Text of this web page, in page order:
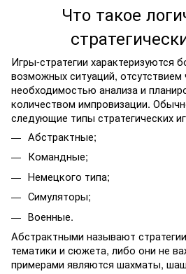
Что такое
Игры-стратегии характеризуются
возможных ситуаций, отсутствием
необходимостью анализа и
количеством импровизации.
следующие типы стратегических
Абстрактные;
Командные;
Немецкого типа;
Симуляторы;
Военные.
Абстрактными называют
тематики и сюжета, либо они не
примерами являются шахматы,